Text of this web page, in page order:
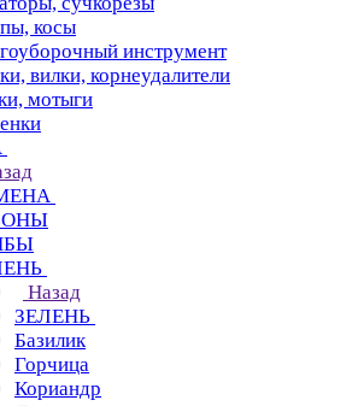
косы
инструмент
вилки, корнеудалители
мотыги
Назад
ЗЕЛЕНЬ
Базилик
Горчица
Кориандр